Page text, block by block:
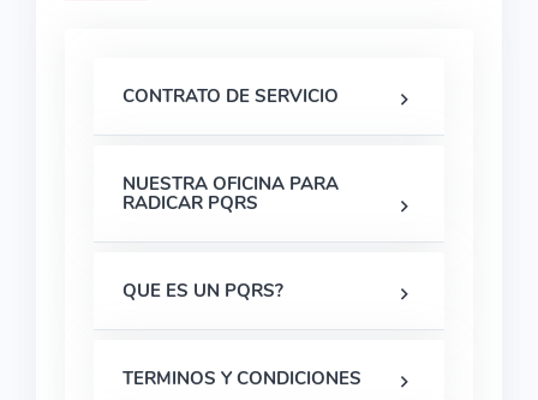
CONTRATO DE SERVICIO
NUESTRA OFICINA PARA
RADICAR PQRS
QUE ES UN PQRS?
TERMINOS Y CONDICIONES